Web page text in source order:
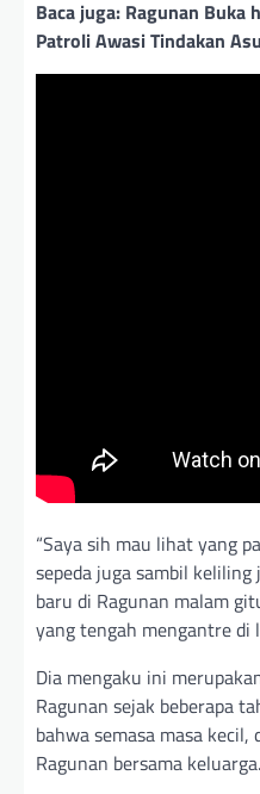
Baca juga: Ragunan Buka
Patroli Awasi Tindakan
“Saya sih mau lihat yang
sepeda juga sambil keliling
baru di Ragunan malam
yang tengah mengantre di
Dia mengaku ini
Ragunan sejak beberapa
bahwa semasa masa
Ragunan bersama keluarga.